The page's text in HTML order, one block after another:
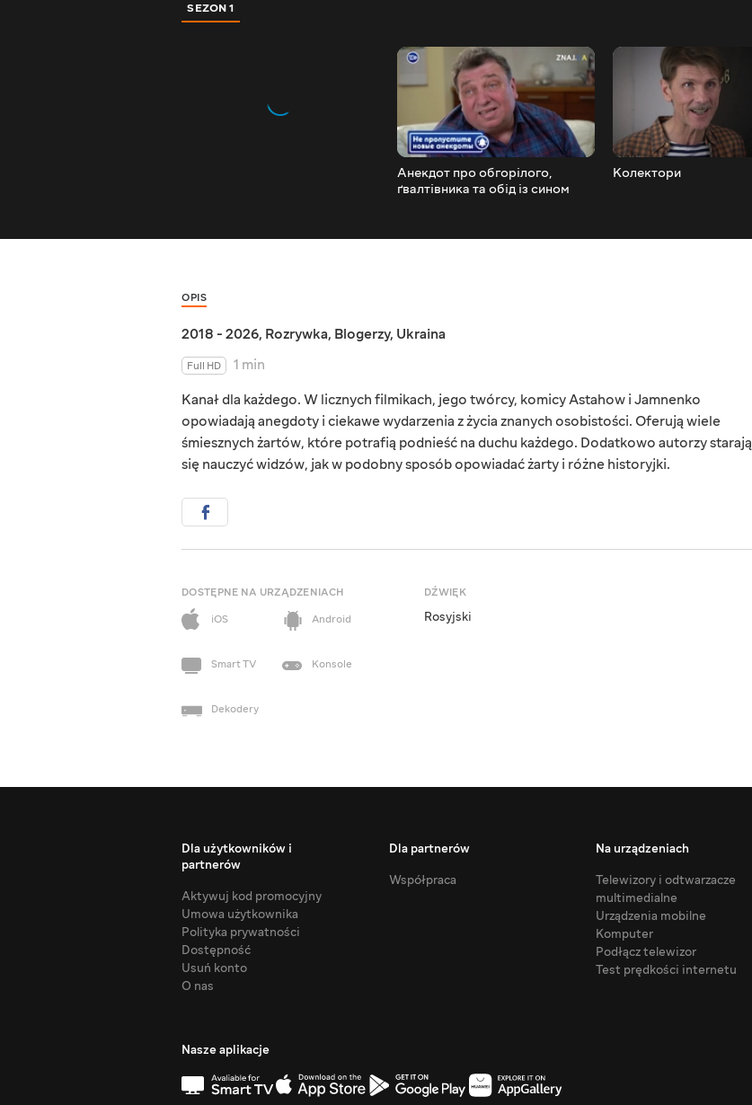
SEZON 1
Анекдот про обгорілого,
ґвалтівника та обід із сином
Колектори
OPIS
2018 - 2026, Rozrywka, Blogerzy, Ukraina
Full HD
1 min
Kanał dla każdego. W licznych filmikach, jego twórcy, komicy Astahow i Jamnenko
opowiadają anegdoty i ciekawe wydarzenia z życia znanych osobistości. Oferują wiele
śmiesznych żartów, które potrafią podnieść na duchu każdego. Dodatkowo autorzy starają
się nauczyć widzów, jak w podobny sposób opowiadać żarty i różne historyjki.
DOSTĘPNE NA URZĄDZENIACH
iOS
Android
Smart TV Konsole
Dekodery
DŹWIĘK
Rosyjski
Dla użytkowników i
partnerów
Aktywuj kod promocyjny
Umowa użytkownika
Polityka prywatności
Dostępność
Usuń konto
O nas
Dla partnerów
Współpraca
Na urządzeniach
Telewizory i odtwarzacze
multimedialne
Urządzenia mobilne
Komputer
Podłącz telewizor
Test prędkości internetu
Nasze aplikacje